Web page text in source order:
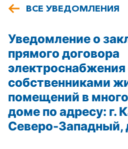
ВСЕ УВЕДОМЛЕНИЯ
Уведомление о
прямого договора
электроснабжения
собственниками
помещений в
доме по адресу: г.
Северо-Западный,